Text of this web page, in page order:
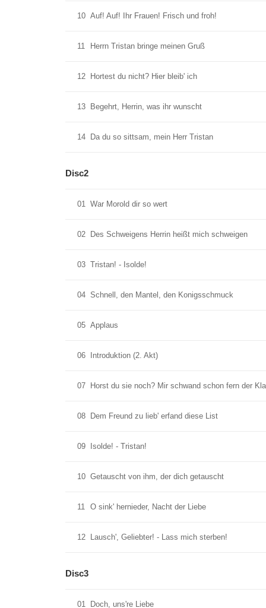
10 Auf! Auf! Ihr Frauen! Frisch und froh!
11 Herrn Tristan bringe meinen Gruß
12 Hortest du nicht? Hier bleib' ich
13 Begehrt, Herrin, was ihr wunscht
14 Da du so sittsam, mein Herr Tristan
Disc2
01 War Morold dir so wert
02 Des Schweigens Herrin heißt mich schweigen
03 Tristan! - Isolde!
04 Schnell, den Mantel, den Konigsschmuck
05 Applaus
06 Introduktion (2. Akt)
07 Horst du sie noch? Mir schwand schon fern der
08 Dem Freund zu lieb' erfand diese List
09 Isolde! - Tristan!
10 Getauscht von ihm, der dich getauscht
11 O sink' hernieder, Nacht der Liebe
12 Lausch', Geliebter! - Lass mich sterben!
Disc3
01 Doch, uns're Liebe